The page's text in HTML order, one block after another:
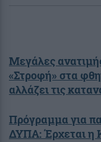
Μεγάλες
«Στροφή» στα
αλλάζει τις
Πρόγραμμα για
ΔΥΠΑ: Έρχεται η